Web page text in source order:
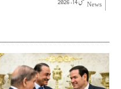
News